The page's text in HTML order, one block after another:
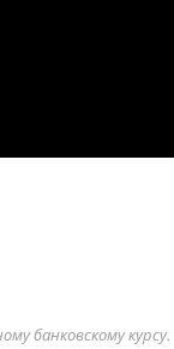
банковскому курсу.